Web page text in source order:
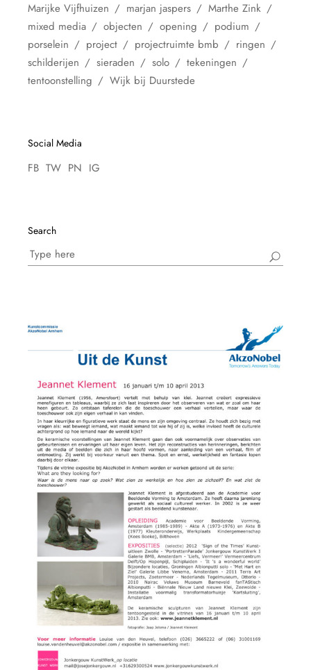
Marijke Vijfhuizen
marjan jaspers
Marthe Zink
mixed media
objecten opening
podium
porselein
project projectruimte bmb
ringen
schilderijen
sieraden solo
tekeningen
tentoonstelling
Wijk bij Duurstede
Social Media
FB TW PN IG
Search
Search
for: